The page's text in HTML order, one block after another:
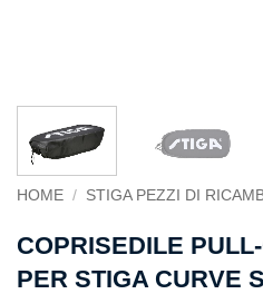
HOME / STIGA PEZZI DI
COPRISEDILE
PER STIGA CURVE